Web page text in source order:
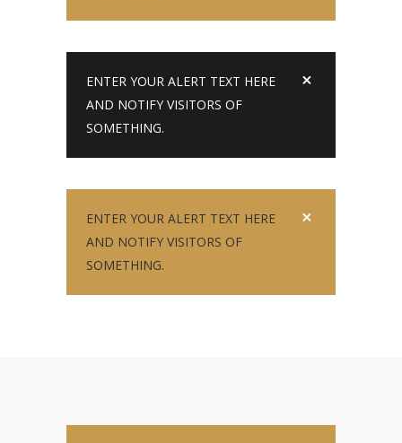
ENTER YOUR ALERT TEXT HERE
AND NOTIFY VISITORS OF
SOMETHING.
ENTER YOUR ALERT TEXT HERE
AND NOTIFY VISITORS OF
SOMETHING.